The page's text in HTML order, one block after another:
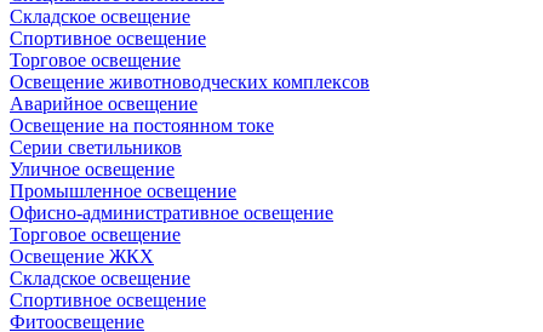
Складское освещение
Спортивное освещение
Торговое освещение
Освещение животноводческих комплексов
Аварийное освещение
Освещение на постоянном токе
Серии светильников
Уличное освещение
Промышленное освещение
Офисно-административное освещение
Торговое освещение
Освещение ЖКХ
Складское освещение
Спортивное освещение
Фитоосвещение